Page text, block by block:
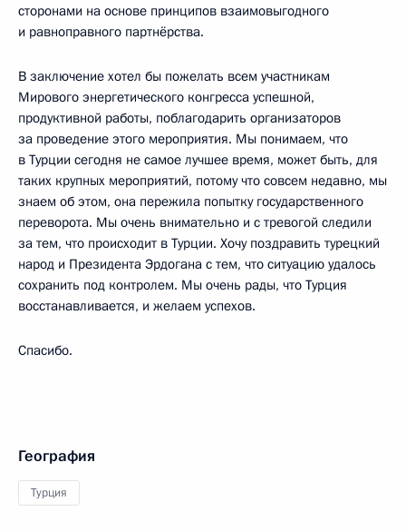
сторонами на основе принципов взаимовыгодного
и равноправного партнёрства.
В заключение хотел бы пожелать всем участникам
Мирового энергетического конгресса успешной,
продуктивной работы, поблагодарить организаторов
за проведение этого мероприятия. Мы понимаем, что
в Турции сегодня не самое лучшее время, может быть, для
таких крупных мероприятий, потому что совсем недавно, мы
знаем об этом, она пережила попытку государственного
переворота. Мы очень внимательно и с тревогой следили
за тем, что происходит в Турции. Хочу поздравить турецкий
народ и Президента Эрдогана с тем, что ситуацию удалось
сохранить под контролем. Мы очень рады, что Турция
восстанавливается, и желаем успехов.
Спасибо.
География
Турция